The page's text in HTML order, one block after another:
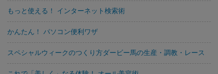
もっと使える！ インターネット検索術
かんたん！ パソコン便利ワザ
スペシャルウィークのつくり方ダービー馬の生産・調教・レース